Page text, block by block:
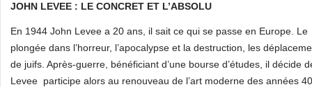
JOHN LEVEE : LE CONCRET ET L’ABSOLU
En 1944 John Levee a 20 ans, il sait ce qui se passe en Europe.
plongée dans l’horreur, l’apocalypse et la destruction, les
de juifs. Après-guerre, bénéficiant d’une bourse d’études, il
Levee participe alors au renouveau de l’art moderne des années